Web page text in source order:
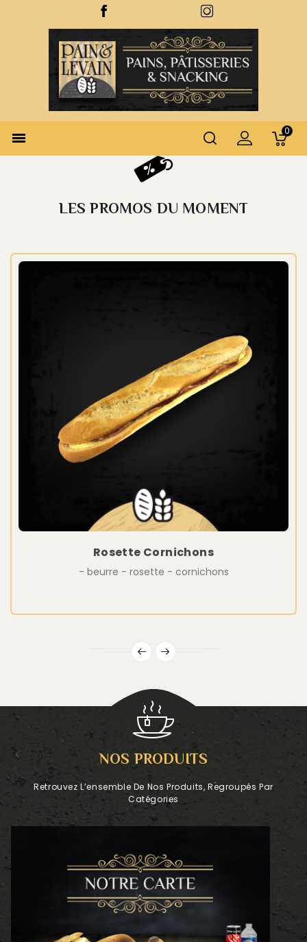
 0
LES PROMOS DU MOMENT
Rosette Cornichons
- beurre - rosette - cornichons
NOS PRODUITS
Retrouvez L’ensemble De Nos Produits, Regroupés Par
Catégories